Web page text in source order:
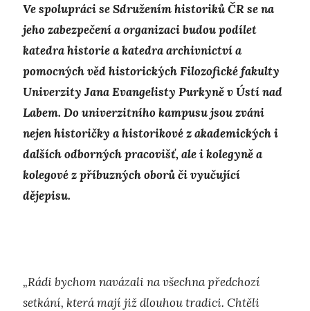
Ve spolupráci se Sdružením historiků ČR se na
jeho zabezpečení a organizaci budou podílet
katedra historie a katedra archivnictví a
pomocných věd historických Filozofické fakulty
Univerzity Jana Evangelisty Purkyně v Ústí nad
Labem. Do univerzitního kampusu jsou zváni
nejen historičky a historikové z akademických i
dalších odborných pracovišť, ale i kolegyně a
kolegové z příbuzných oborů či vyučující
dějepisu.
„Rádi bychom navázali na všechna předchozí
setkání, která mají již dlouhou tradici. Chtěli